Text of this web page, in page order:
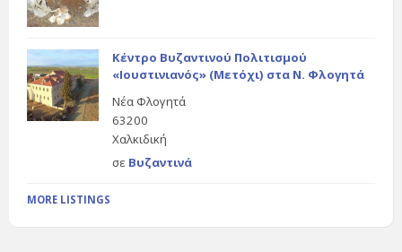
Κέντρο Βυζαντινού Πολιτισμού
«Ιουστινιανός» (Μετόχι) στα Ν. Φλογητά
Νέα Φλογητά
63200
Χαλκιδική
σε Βυζαντινά
MORE LISTINGS